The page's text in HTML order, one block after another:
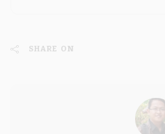
SHARE ON